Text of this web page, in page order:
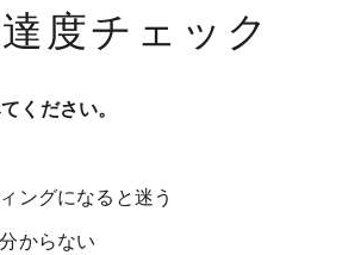
度チェック
ください。
ングになると迷う
からない